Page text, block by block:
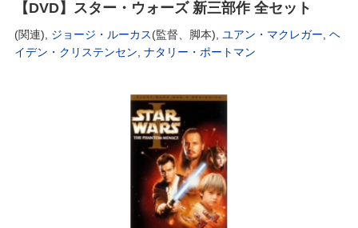
【DVD】スター・ウォーズ 新三部作 全セット
(関連), ジョージ・ルーカス(監督、脚本), ユアン・マクレガー ヘ
イデン・クリステンセン ナタリー・ポートマン